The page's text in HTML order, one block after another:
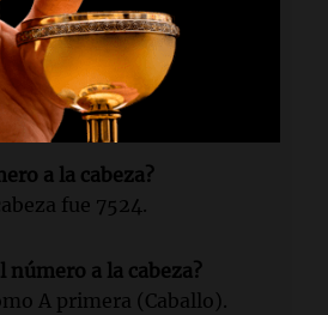
41276 de La Previa.
a cabo?
junio a las 10:15.
a la cabeza?
fue 7524.
número a la cabeza?
A primera (Caballo).